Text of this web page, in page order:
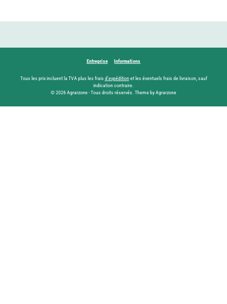
Entreprise Informations
Tous les prix incluent la TVA plus les frais d'expéditionet les éventuels frais de livraison, sauf
indication contraire.
© 2026 Agrarzone - Tous droits réservés. Theme by Agrarzone